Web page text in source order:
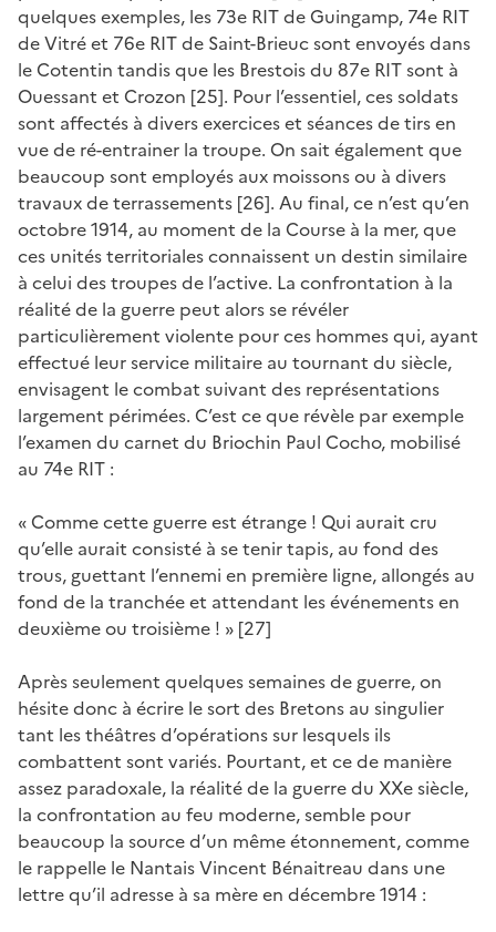
quelques exemples, les 73e RIT de Guingamp, 74e RIT
de Vitré et 76e RIT de Saint-Brieuc sont envoyés dans
le Cotentin tandis que les Brestois du 87e RIT sont à
Ouessant et Crozon [25]. Pour l’essentiel, ces soldats
sont affectés à divers exercices et séances de tirs en
vue de ré-entrainer la troupe. On sait également que
beaucoup sont employés aux moissons ou à divers
travaux de terrassements [26]. Au final, ce n’est qu’en
octobre 1914, au moment de la Course à la mer, que
ces unités territoriales connaissent un destin similaire
à celui des troupes de l’active. La confrontation à la
réalité de la guerre peut alors se révéler
particulièrement violente pour ces hommes qui, ayant
effectué leur service militaire au tournant du siècle,
envisagent le combat suivant des représentations
largement périmées. C’est ce que révèle par exemple
l’examen du carnet du Briochin Paul Cocho, mobilisé
au 74e RIT :
« Comme cette guerre est étrange ! Qui aurait cru
qu’elle aurait consisté à se tenir tapis, au fond des
trous, guettant l’ennemi en première ligne, allongés au
fond de la tranchée et attendant les événements en
deuxième ou troisième ! » [27]
Après seulement quelques semaines de guerre, on
hésite donc à écrire le sort des Bretons au singulier
tant les théâtres d’opérations sur lesquels ils
combattent sont variés. Pourtant, et ce de manière
assez paradoxale, la réalité de la guerre du XXe siècle,
la confrontation au feu moderne, semble pour
beaucoup la source d’un même étonnement, comme
le rappelle le Nantais Vincent Bénaitreau dans une
lettre qu’il adresse à sa mère en décembre 1914 :